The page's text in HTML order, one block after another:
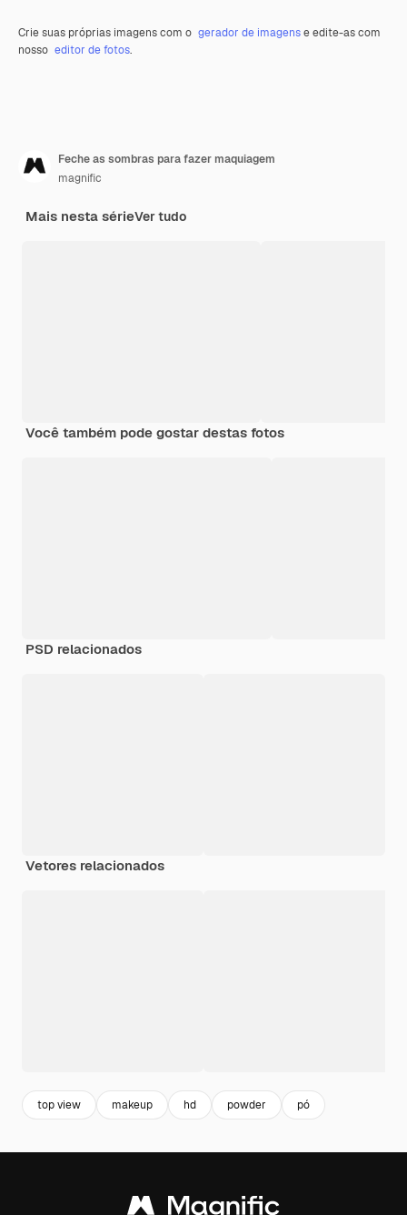
Crie suas próprias imagens com o gerador de imagense edite-as com
nosso editor de fotos.
Feche as sombras para fazer maquiagem
magnific
Mais nesta sérieVer tudo
Você também pode gostar destas fotos
PSD relacionados
Vetores relacionados
top view makeup hd powder pó